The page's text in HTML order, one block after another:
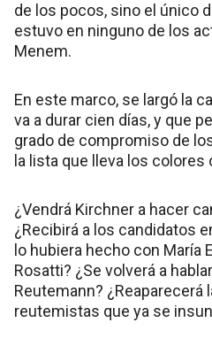
de los pocos, sino el único
estuvo en ninguno de los
Menem.
En este marco, se largó la
va a durar cien días, y que
grado de compromiso de
la lista que lleva los colores
¿Vendrá Kirchner a hacer
¿Recibirá a los candidatos
lo hubiera hecho con María
Rosatti? ¿Se volverá a
Reutemann? ¿Reaparecerá
reutemistas que ya se